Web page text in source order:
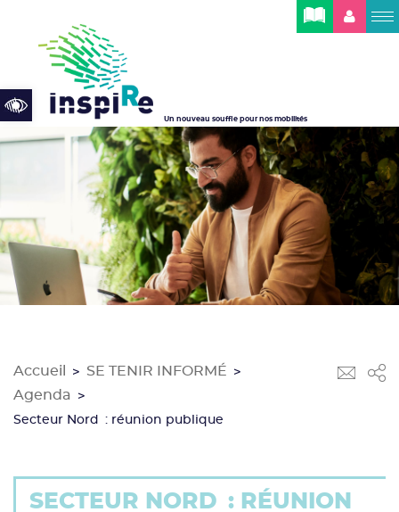
Open toolbar
Un nouveau souffle pour nos mobilités
Accueil > SE TENIR INFORMÉ >
Agenda >
Secteur Nord : réunion publique
SECTEUR NORD : RÉUNION